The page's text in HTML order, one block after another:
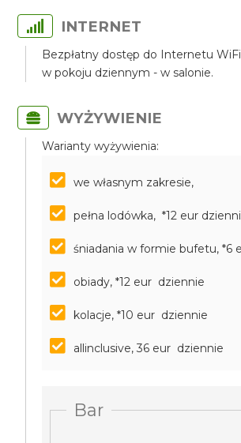
INTERNET
Bezpłatny dostęp do Internetu
w pokoju dziennym - w salonie.
WYŻYWIENIE
Warianty wyżywienia:
we własnym zakresie,
pełna lodówka, *12 eur
śniadania w formie bufetu, *6
obiady, *12 eur dziennie
kolacje, *10 eur dziennie
allinclusive, 36 eur dziennie
Bar